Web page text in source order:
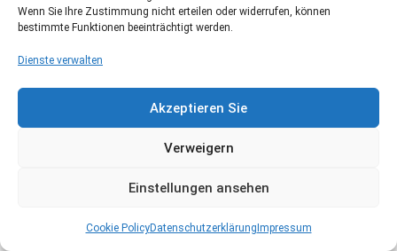
Wenn Sie Ihre Zustimmung nicht erteilen oder widerrufen, können
bestimmte Funktionen beeinträchtigt werden.
Dienste verwalten
Akzeptieren Sie
Verweigern
Einstellungen ansehen
Cookie PolicyDatenschutzerklärung Impressum